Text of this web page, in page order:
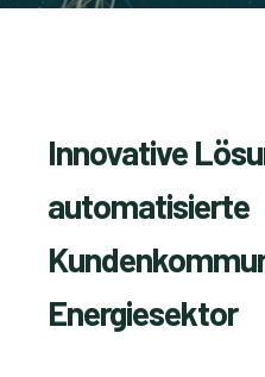
Innovative
automatisierte
Energiesektor